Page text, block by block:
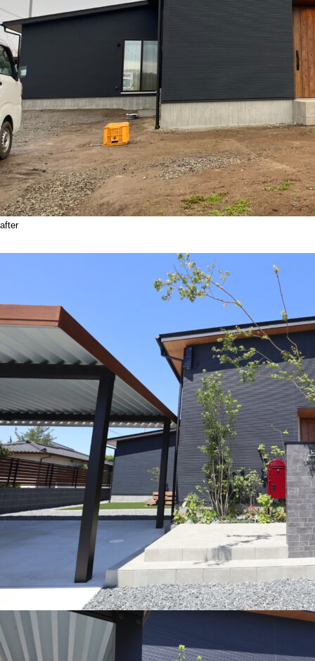
after